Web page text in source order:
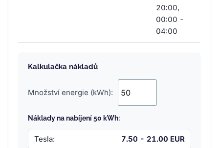
20:00,
00:00 -
04:00
Kalkulačka nákladů
Množství energie (kWh):
Náklady na nabíjení 50 kWh:
Tesla: 7.50 - 21.00 EUR